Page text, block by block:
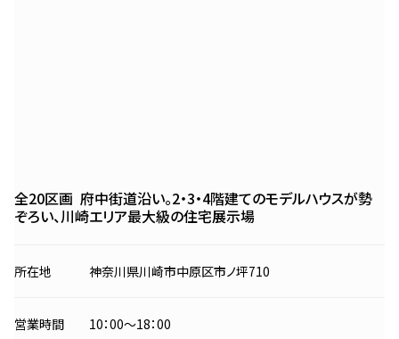
全20区画 府中街道沿い。2・3・4階建てのモデルハウスが勢
ぞろい、川崎エリア最大級の住宅展示場
所在地 神奈川県川崎市中原区市ノ坪710
営業時間 10：00〜18：00